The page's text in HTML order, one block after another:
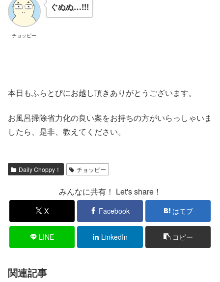
チョッピー
ぐぬぬ…!!!
本日もふらとぴにお越し頂きありがとうございます。
お風呂掃除省力化の良い案をお持ちの方がいらっしゃいま
したら、是非、教えてください。
Daily Choppy！ チョッピー
みんなに共有！ Let's share！
X Facebook はてブ
LINE LinkedIn コピー
関連記事